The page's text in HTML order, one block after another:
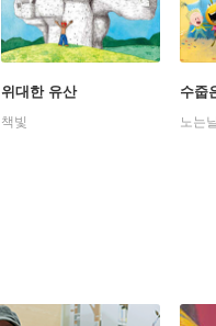
위대한 유산
책빛
수줍
노는